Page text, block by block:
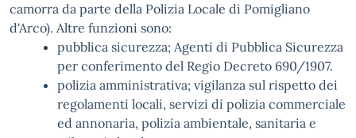
camorra da parte della Polizia Locale di Pomigliano
d'Arco). Altre funzioni sono:
pubblica sicurezza; Agenti di Pubblica Sicurezza
per conferimento del Regio Decreto 690/1907.
polizia amministrativa; vigilanza sul rispetto dei
regolamenti locali, servizi di polizia commerciale
ed annonaria, polizia ambientale, sanitaria e